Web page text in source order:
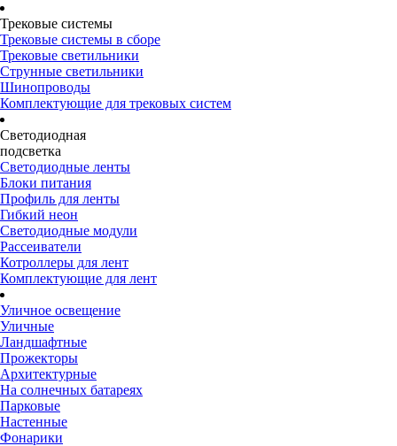
Трековые системы
Трековые системы в сборе
Трековые светильники
Струнные светильники
Шинопроводы
Комплектующие для трековых систем
Светодиодная
подсветка
Светодиодные ленты
Блоки питания
Профиль для ленты
Гибкий неон
Светодиодные модули
Рассеиватели
Котроллеры для лент
Комплектующие для лент
Уличное освещение
Уличные
Ландшафтные
Прожекторы
Архитектурные
На солнечных батареях
Парковые
Настенные
Фонарики